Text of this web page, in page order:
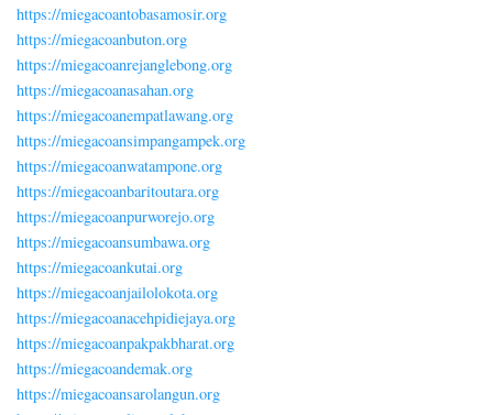
https://miegacoantobasamosir.org
https://miegacoanbuton.org
https://miegacoanrejanglebong.org
https://miegacoanasahan.org
https://miegacoanempatlawang.org
https://miegacoansimpangampek.org
https://miegacoanwatampone.org
https://miegacoanbaritoutara.org
https://miegacoanpurworejo.org
https://miegacoansumbawa.org
https://miegacoankutai.org
https://miegacoanjailolokota.org
https://miegacoanacehpidiejaya.org
https://miegacoanpakpakbharat.org
https://miegacoandemak.org
https://miegacoansarolangun.org